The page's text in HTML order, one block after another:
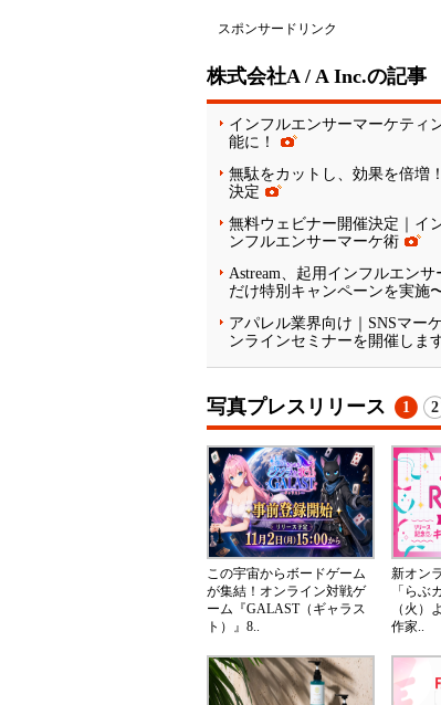
スポンサードリンク
株式会社A / A Inc.の記事
インフルエンサーマーケティ
能に！
無駄をカットし、効果を倍増
決定
無料ウェビナー開催決定｜イ
ンフルエンサーマーケ術
Astream、起用インフルエン
だけ特別キャンペーンを実施
アパレル業界向け｜SNSマー
ンラインセミナーを開催しま
写真プレスリリース 1 2
この宇宙からボードゲーム
が集結！オンライン対戦ゲ
ーム『GALAST（ギャラス
ト）』8..
新オン
「らぶ
（火）
作家..